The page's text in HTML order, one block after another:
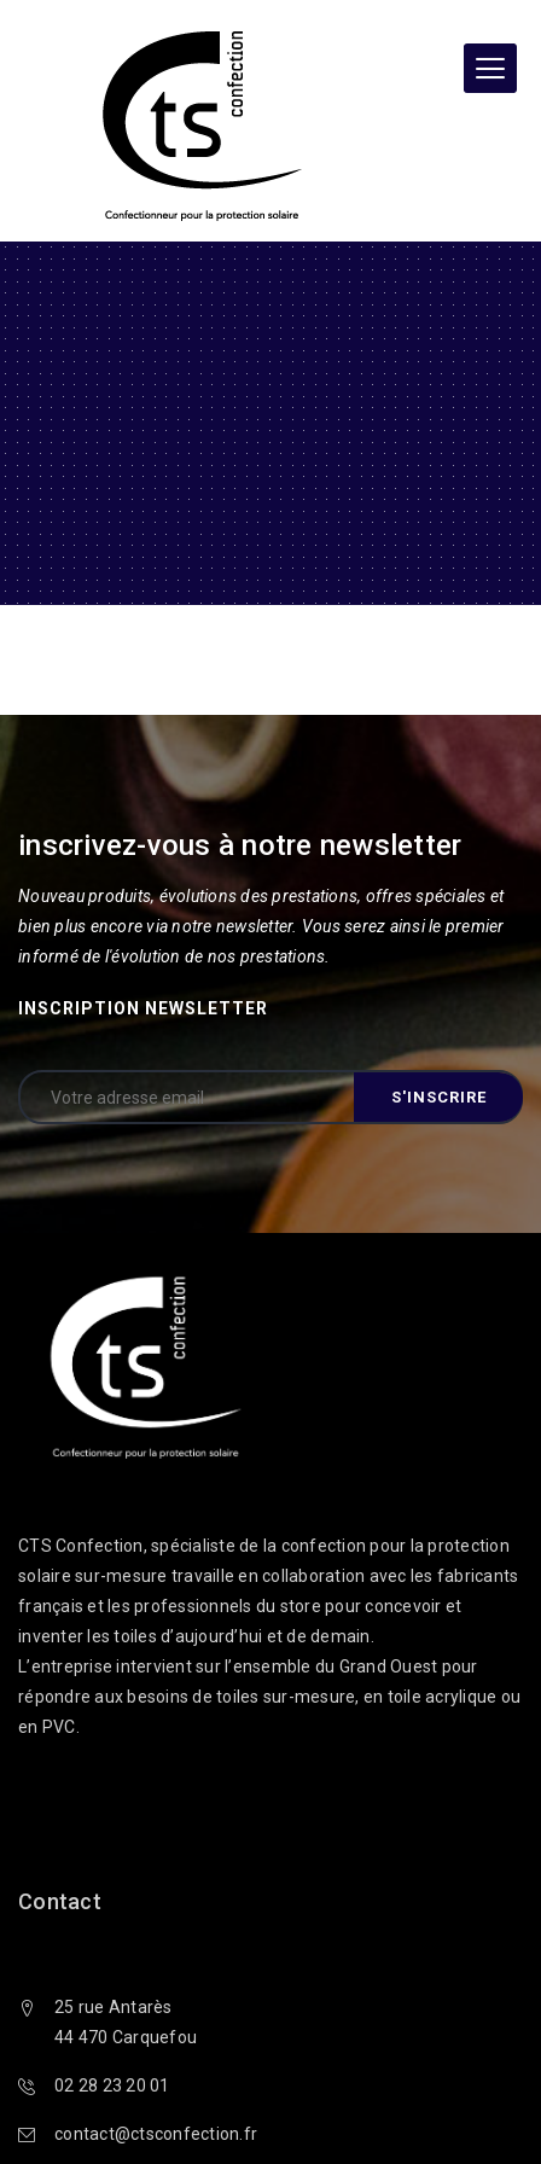
inscrivez-vous à notre newsletter
Nouveau produits, évolutions des prestations, offres spéciales et
bien plus encore via notre newsletter. Vous serez ainsi le premier
informé de l'évolution de nos prestations.
INSCRIPTION NEWSLETTER
Alternative:
CTS Confection, spécialiste de la confection pour la protection
solaire sur-mesure travaille en collaboration avec les fabricants
français et les professionnels du store pour concevoir et
inventer les toiles d’aujourd’hui et de demain.
L’entreprise intervient sur l’ensemble du Grand Ouest pour
répondre aux besoins de toiles sur-mesure, en toile acrylique ou
en PVC.
Contact
25 rue Antarès
44 470 Carquefou
02 28 23 20 01
contact@ctsconfection.fr